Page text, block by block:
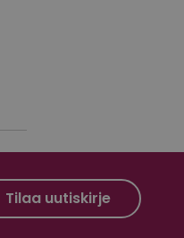
Tilaa uutiskirje